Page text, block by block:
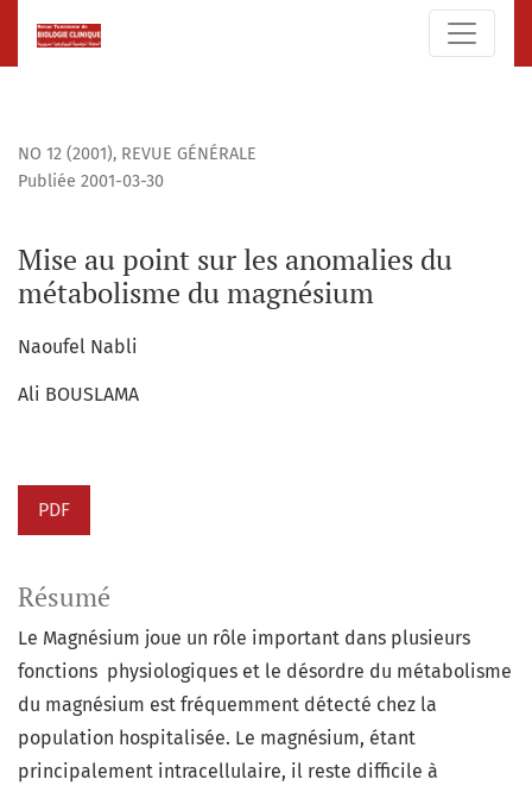
Mise au point sur les anomalies du métabolisme du
NO 12 (2001), REVUE GÉNÉRALE
Mise au point sur les anomalies du
métabolisme du magnésium
Publiée 2001-03-30
Naoufel Nabli
Ali BOUSLAMA
PDF
Résumé
Le Magnésium joue un rôle important dans plusieurs
fonctions physiologiques et le désordre du métabolisme
du magnésium est fréquemment détecté chez la
population hospitalisée. Le magnésium, étant
principalement intracellulaire, il reste difficile à